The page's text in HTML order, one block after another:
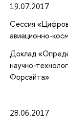
19.07.2017
Сессия
авиационно-
Доклад
научно-
Форсайта»
28.06.2017